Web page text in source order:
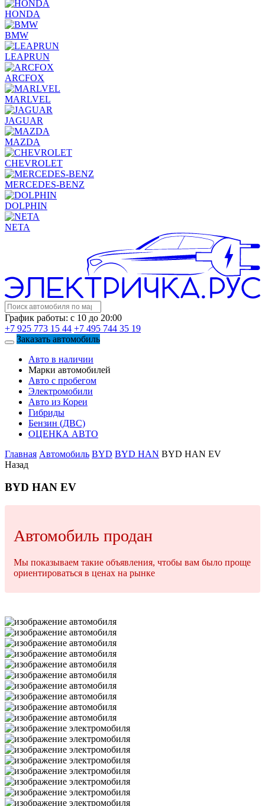
HONDA
BMW
LEAPRUN
ARCFOX
MARLVEL
JAGUAR
MAZDA
CHEVROLET
MERCEDES-BENZ
DOLPHIN
NETA
График работы: с 10 до 20:00
+7 925 773 15 44 +7 495 744 35 19
Заказать автомобиль
Авто в наличии
Марки автомобилей
Авто с пробегом
Электромобили
Авто из Кореи
Гибриды
Бензин (ДВС)
ОЦЕНКА АВТО
Главная Автомобиль BYD BYD HAN BYD HAN EV
Назад
BYD HAN EV
Автомобиль продан
Мы показываем такие объявления, чтобы вам было проще
ориентироваться в ценах на рынке